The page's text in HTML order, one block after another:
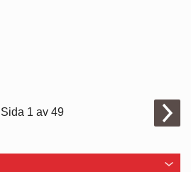
Sida 1 av 49